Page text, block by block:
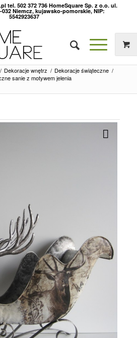
tel. 502 372 736 HomeSquare Sp. z o.o. ul.
Niemcz, kujawsko-pomorskie, NIP:
5542923637
/ Dekoracje wnętrz / Dekoracje świąteczne /
sanie z motywem jelenia